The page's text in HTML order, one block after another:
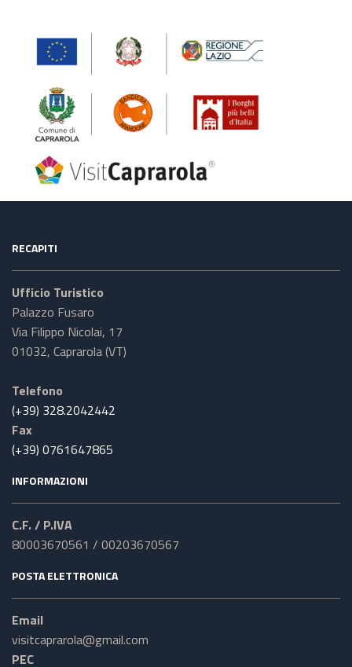
RECAPITI
Ufficio Turistico
Palazzo Fusaro
Via Filippo Nicolai, 17
01032, Caprarola (VT)
Telefono
(+39) 328.2042442
Fax
(+39) 0761647865
INFORMAZIONI
C.F. / P.IVA
80003670561 / 00203670567
POSTA ELETTRONICA
Email
visitcaprarola@gmail.com
PEC